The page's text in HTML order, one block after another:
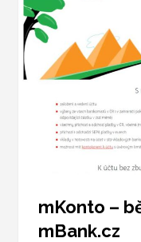
mKonto –
mBank.cz